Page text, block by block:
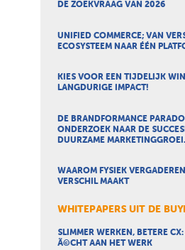
DE ZOEKVRAAG VAN 2026
UNIFIED COMMERCE; VAN
ECOSYSTEEM NAAR ÉÉN
KIES VOOR EEN TIJDELIJK
LANGDURIGE IMPACT!
DE BRANDFORMANCE
ONDERZOEK NAAR DE
DUURZAME MARKETINGGROEI.
WAAROM FYSIEK
VERSCHIL MAAKT
WHITEPAPERS UIT DE
SLIMMER WERKEN, BETERE
Ã©CHT AAN HET WERK